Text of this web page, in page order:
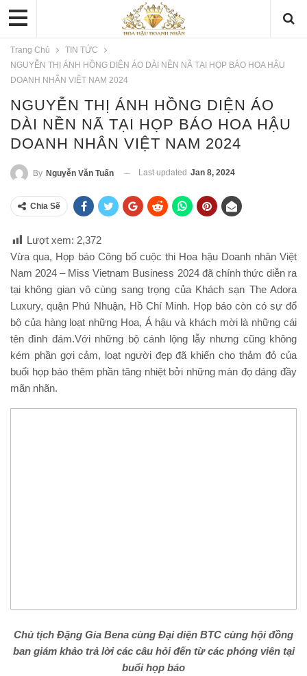
Trang Chủ
TIN TỨC
NGUYỄN THỊ ÁNH HỒNG DIỆN ÁO DÀI NỀN NÃ TẠI HỌP BÁO HOA HẬU
DOANH NHÂN VIỆT NAM 2024
NGUYỄN THỊ ÁNH HỒNG DIỆN ÁO
DÀI NỀN NÃ TẠI HỌP BÁO HOA HẬU
DOANH NHÂN VIỆT NAM 2024
By Nguyễn Văn Tuấn Last updated Jan 8, 2024
Chia Sẽ
Lượt xem: 2,372
Vừa qua, Họp báo Công bố cuộc thi Hoa hậu Doanh nhân Việt
Nam 2024 – Miss Vietnam Business 2024 đã chính thức diễn ra
tại không gian vô cùng sang trọng của Khách sạn The Adora
Luxury, quận Phú Nhuận, Hồ Chí Minh. Họp báo còn có sự đổ
bộ của hàng loạt những Hoa, Á hậu và khách mời là những cái
tên đình đám.Với những bộ cánh lộng lẫy nhưng cũng không
kém phần gợi cảm, loạt người đẹp đã khiến cho thảm đỏ của
buổi họp báo thêm phần tăng nhiệt bởi những màn đọ dáng đầy
mãn nhãn.
Chủ tịch Đặng Gia Bena cùng Đại diện BTC cùng hội đồng
ban giám khảo trả lời các câu hỏi đến từ các phóng viên tại
buổi họp báo